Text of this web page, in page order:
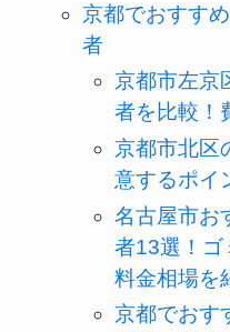
京都でおすす
者
京都市左京
者を比較！
京都市北区
意するポイ
名古屋市お
者13選！ゴ
料金相場を
京都でおす